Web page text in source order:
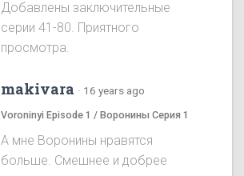
Добавлены заключительные
серии 41-80. Приятного
просмотра.
makivara · 16 years ago
Voroninyi Episode 1 / Воронины Серия 1
А мне Воронины нравятся
больше. Смешнее и добрее